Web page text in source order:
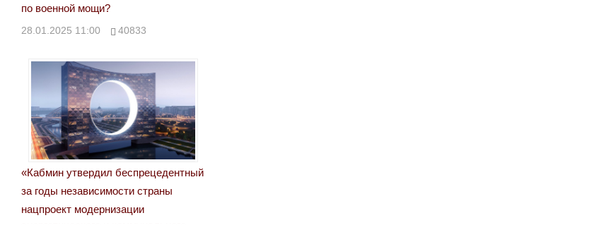
по военной мощи?
28.01.2025 11:00 40833
«Кабмин утвердил беспрецедентный
за годы независимости страны
нацпроект модернизации